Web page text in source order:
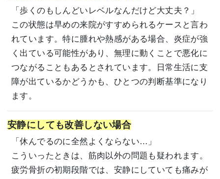
「歩くのもしんどいレベルなんだけど大丈夫？」
この状態は早めの来院がすすめられるケースと言わ
れています。特に腫れや熱感がある場合、炎症が強
く出ている可能性があり、無理に動くことで悪化に
つながることもあるとされています。日常生活に支
障が出ているかどうかも、ひとつの判断基準になり
ます。
安静にしても改善しない場合
「休んでるのに全然よくならない…」
こういったときは、筋肉以外の問題も疑われます。
疲労骨折の初期段階では、安静にしていても痛みが